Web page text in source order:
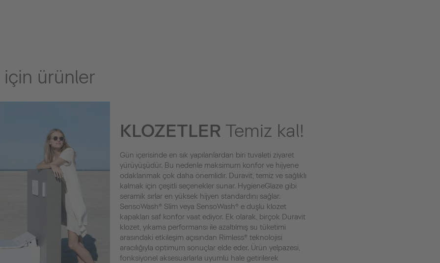
için ürünler
KLOZETLER Temiz kal!
Gün içerisinde en sık yapılanlardan biri tuvaleti ziyaret
yürüyüşüdür. Bu nedenle maksimum konfor ve hijyene
odaklanmak çok daha önemlidir. Duravit, temiz ve sağlıklı
kalmak için çeşitli seçenekler sunar. HygieneGlaze gibi
seramik sırlar en yüksek hijyen standardını sağlar.
SensoWash® Slim veya SensoWash® e duşlu klozet
kapakları saf konfor vaat ediyor. Ek olarak, birçok Duravit
klozet, yıkama performansı ile azaltılmış su tüketimi
arasındaki etkileşim açısından Rimless® teknolojisi
aracılığıyla optimum sonuçlar elde eder. Ürün yelpazesi,
fonksiyonel aksesuarlarla uyumlu hale getirilerek